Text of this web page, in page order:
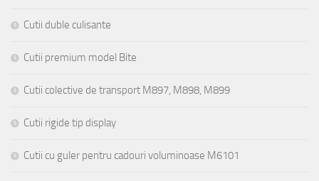
Cutii duble culisante
Cutii premium model Bite
Cutii colective de transport M897, M898, M899
Cutii rigide tip display
Cutii cu guler pentru cadouri voluminoase M6101